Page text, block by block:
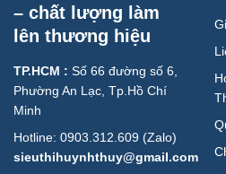
– chất lượng làm
lên thương hiệu
TP.HCM : Số 66 đường số 6,
Phường An Lạc, Tp.Hồ Chí
Minh
Hotline: 0903.312.609 (Zalo)
sieuthihuynhthuy@gmail.com